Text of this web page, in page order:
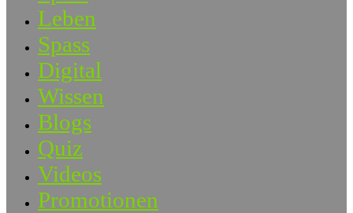
Leben
Spass
Digital
Wissen
Blogs
Quiz
Videos
Promotionen